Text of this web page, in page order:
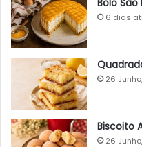
6 dias
26
Biscoito
26